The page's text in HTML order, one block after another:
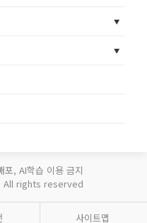
, AI학습 이용 금지
All rights reserved
사이트맵